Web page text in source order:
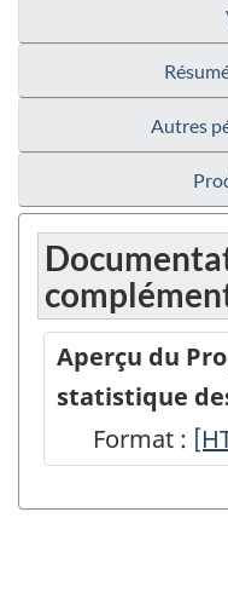
Autres
Aperçu du
statistique
Format :